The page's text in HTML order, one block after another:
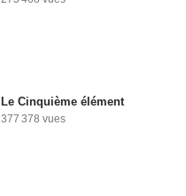
Le Cinquième élément
377 378 vues